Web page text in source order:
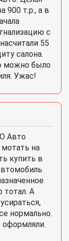
900 т.р., а в
с
55
салона.
можно было
Ужас!
Авто
мотать на
купить в
тотал. А
нормально.